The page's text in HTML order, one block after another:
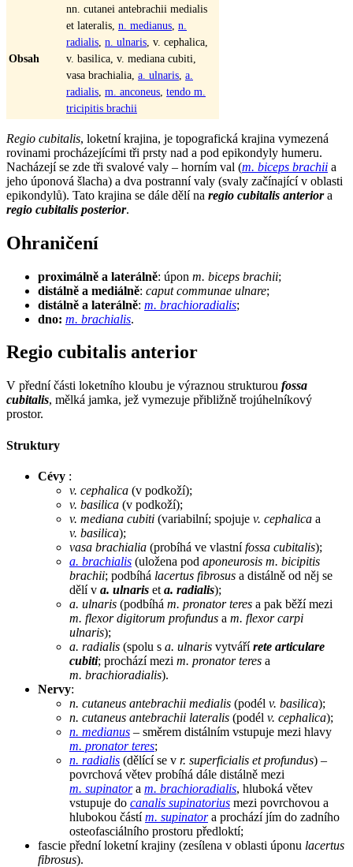
Obsah
nn. cutanei antebrachii medialis
et lateralis, n. medianus n.
radialis n. ulnaris , v. cephalica,
v. basilica, v. mediana cubiti,
vasa brachialia, a. ulnaris a.
radialis m. anconeus tendo m.
tricipitis brachii
Regio cubitalis, loketní krajina, je topografická krajina vymezená
rovinami procházejícími tři prsty nad a pod epikondyly humeru.
Nacházejí se zde tři svalové valy – horním val (m. biceps brachii a
jeho úponová šlacha) a dva postranní valy (svaly začínající v oblasti
epikondylů). Tato krajina se dále dělí na regio cubitalis anteriora
regio cubitalis posterior.
Ohraničení
proximálně a laterálně: úpon m. biceps brachii;
distálně a mediálně: caput communae ulnare;
distálně a laterálně: m. brachioradialis;
dno: m. brachialis.
Regio cubitalis anterior
V přední části loketního kloubu je výraznou strukturou fossa
cubitalis, mělká jamka, jež vymezuje přibližně trojúhelníkový
prostor.
Struktury
Cévy :
v. cephalica (v podkoží);
v. basilica (v podkoží);
v. mediana cubiti (variabilní; spojuje v. cephalica a
v. basilica);
vasa brachialia (probíhá ve vlastnífossa cubitalis);
a. brachialis (uložena pod aponeurosis m. bicipitis
brachii; podbíhá lacertus fibrosus a distálně od něj se
dělí v a. ulnaris et a. radialis);
a. ulnaris (podbíhá m. pronator teres a pak běží mezi
m. flexor digitorum profundus a m. flexor carpi
ulnaris);
a. radialis (spolu s a. ulnaris vytvářírete articulare
cubiti; prochází mezi m. pronator teres a
m. brachioradialis).
Nervy:
n. cutaneus antebrachii medialis (podél v. basilica);
n. cutaneus antebrachii lateralis (podél v. cephalica);
n. medianus – směrem distálním vstupuje mezi hlavy
m. pronator teres;
n. radialis (dělící se v r. superficialis et profundus) –
povrchová větev probíhá dále distálně mezi
m. supinatora m. brachioradialis, hluboká větev
vstupuje do canalis supinatorius mezi povrchovou a
hlubokou částím. supinatora prochází jím do zadního
osteofasciálního prostoru předloktí;
fascie přední loketní krajiny (zesílena v oblasti úponu lacertus
fibrosus).